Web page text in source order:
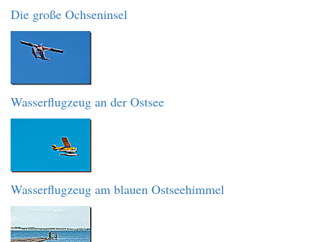
Die große Ochseninsel
Wasserflugzeug an der Ostsee
Wasserflugzeug am blauen Ostseehimmel